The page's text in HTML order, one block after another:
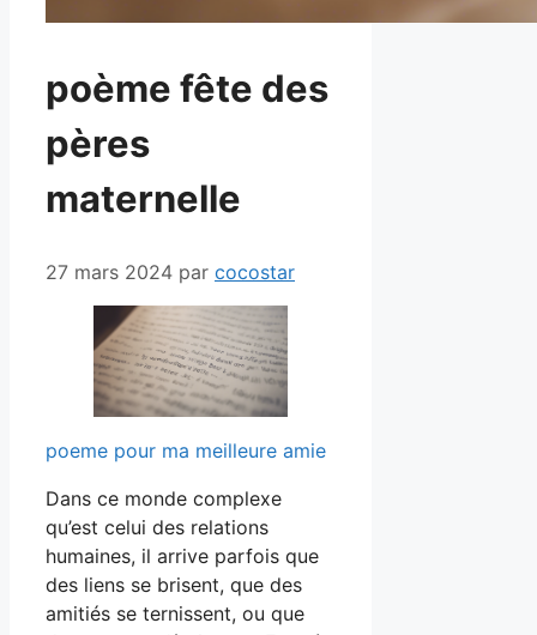
poème fête des
pères
maternelle
27 mars 2024 par cocostar
poeme pour ma meilleure amie
Dans ce monde complexe
qu’est celui des relations
humaines, il arrive parfois que
des liens se brisent, que des
amitiés se ternissent, ou que